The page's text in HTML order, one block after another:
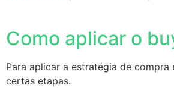
Como aplicar o
Para aplicar a estratégia de
certas etapas.